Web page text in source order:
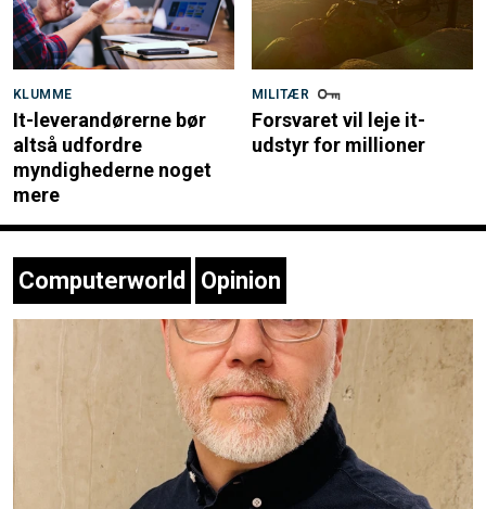
KLUMME
It-leverandørerne bør
altså udfordre
myndighederne noget
mere
MILITÆR
Forsvaret vil leje it-
udstyr for millioner
Computerworld Opinion